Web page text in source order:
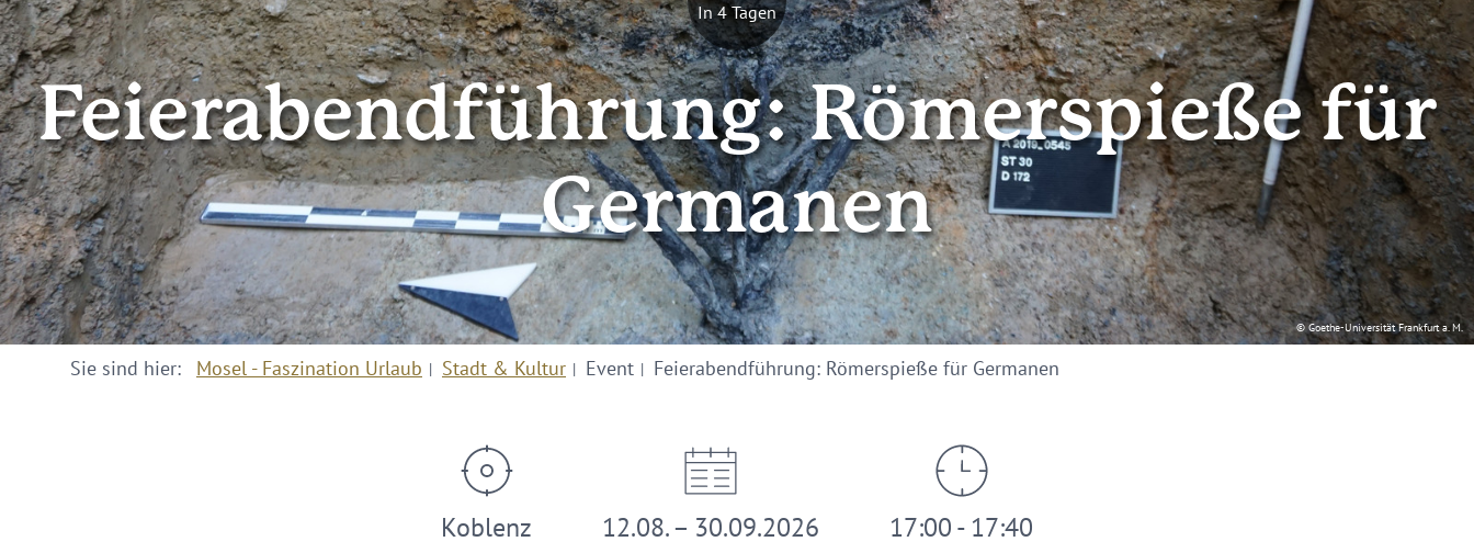
© Goethe-Universität Frankfurt a. M.
In 4 Tagen
Feierabendführung: Römerspieße für
Germanen
Sie sind hier: Mosel - Faszination Urlaub Stadt & Kultur Event Feierabendführung: Römerspieße für Germanen
Koblenz
12.08. – 30.09.2026
17:00 - 17:40